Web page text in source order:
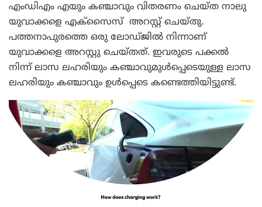
എംഡിഎം എയും കഞ്ചാവും വിതരണം ചെയ്ത നാലു
യുവാക്കളെ എക്സൈസ് അറസ്റ്റ് ചെയ്തു.
പത്തനാപുരത്തെ ഒരു ലോഡ്ജിൽ നിന്നാണ്
യുവാക്കളെ അറസ്റ്റു ചെയ്തത്. ഇവരുടെ പക്കൽ
നിന്ന് ലാസ ലഹരിയും കഞ്ചാവുമുൾപ്പെടെയുള്ള ലാസ
ലഹരിയും കഞ്ചാവും ഉൾപ്പെടെ കണ്ടെത്തിയിട്ടുണ്ട്.